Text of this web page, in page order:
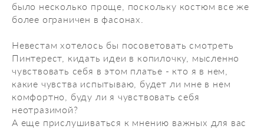
было несколько проще, поскольку костюм все же
более ограничен в фасонах.
Невестам хотелось бы посоветовать смотреть
Пинтерест, кидать идеи в копилочку, мысленно
чувствовать себя в этом платье - кто я в нем,
какие чувства испытываю, будет ли мне в нем
комфортно, буду ли я чувствовать себя
неотразимой?
А еще прислушиваться к мнению важных для вас